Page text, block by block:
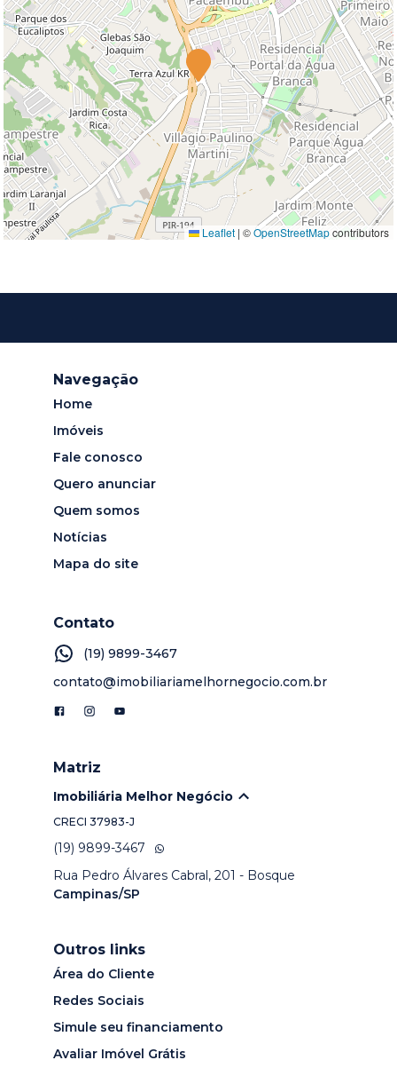
Leaflet | ©OpenStreetMapcontributors
Navegação
Home
Imóveis
Fale conosco
Quero anunciar
Quem somos
Notícias
Mapa do site
Contato
(19) 9899-3467
contato@imobiliariamelhornegocio.com.br
Matriz
Imobiliária Melhor Negócio
CRECI 37983-J
(19) 9899-3467
Rua Pedro Álvares Cabral, 201 - Bosque
Campinas/SP
Outros links
Área do Cliente
Redes Sociais
Simule seu financiamento
Avaliar Imóvel Grátis